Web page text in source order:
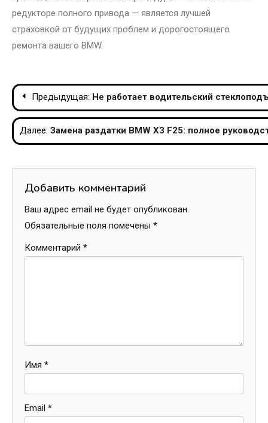
редукторе полного привода — является лучшей
страховкой от будущих проблем и дорогостоящего
ремонта вашего BMW.
Навигация
по
записям
Предыдущая: Не работает водительский
Далее: Замена раздатки BMW X3 F25: полное
Добавить комментарий
Ваш адрес email не будет опубликован.
Обязательные поля помечены *
Комментарий *
Имя *
Email *